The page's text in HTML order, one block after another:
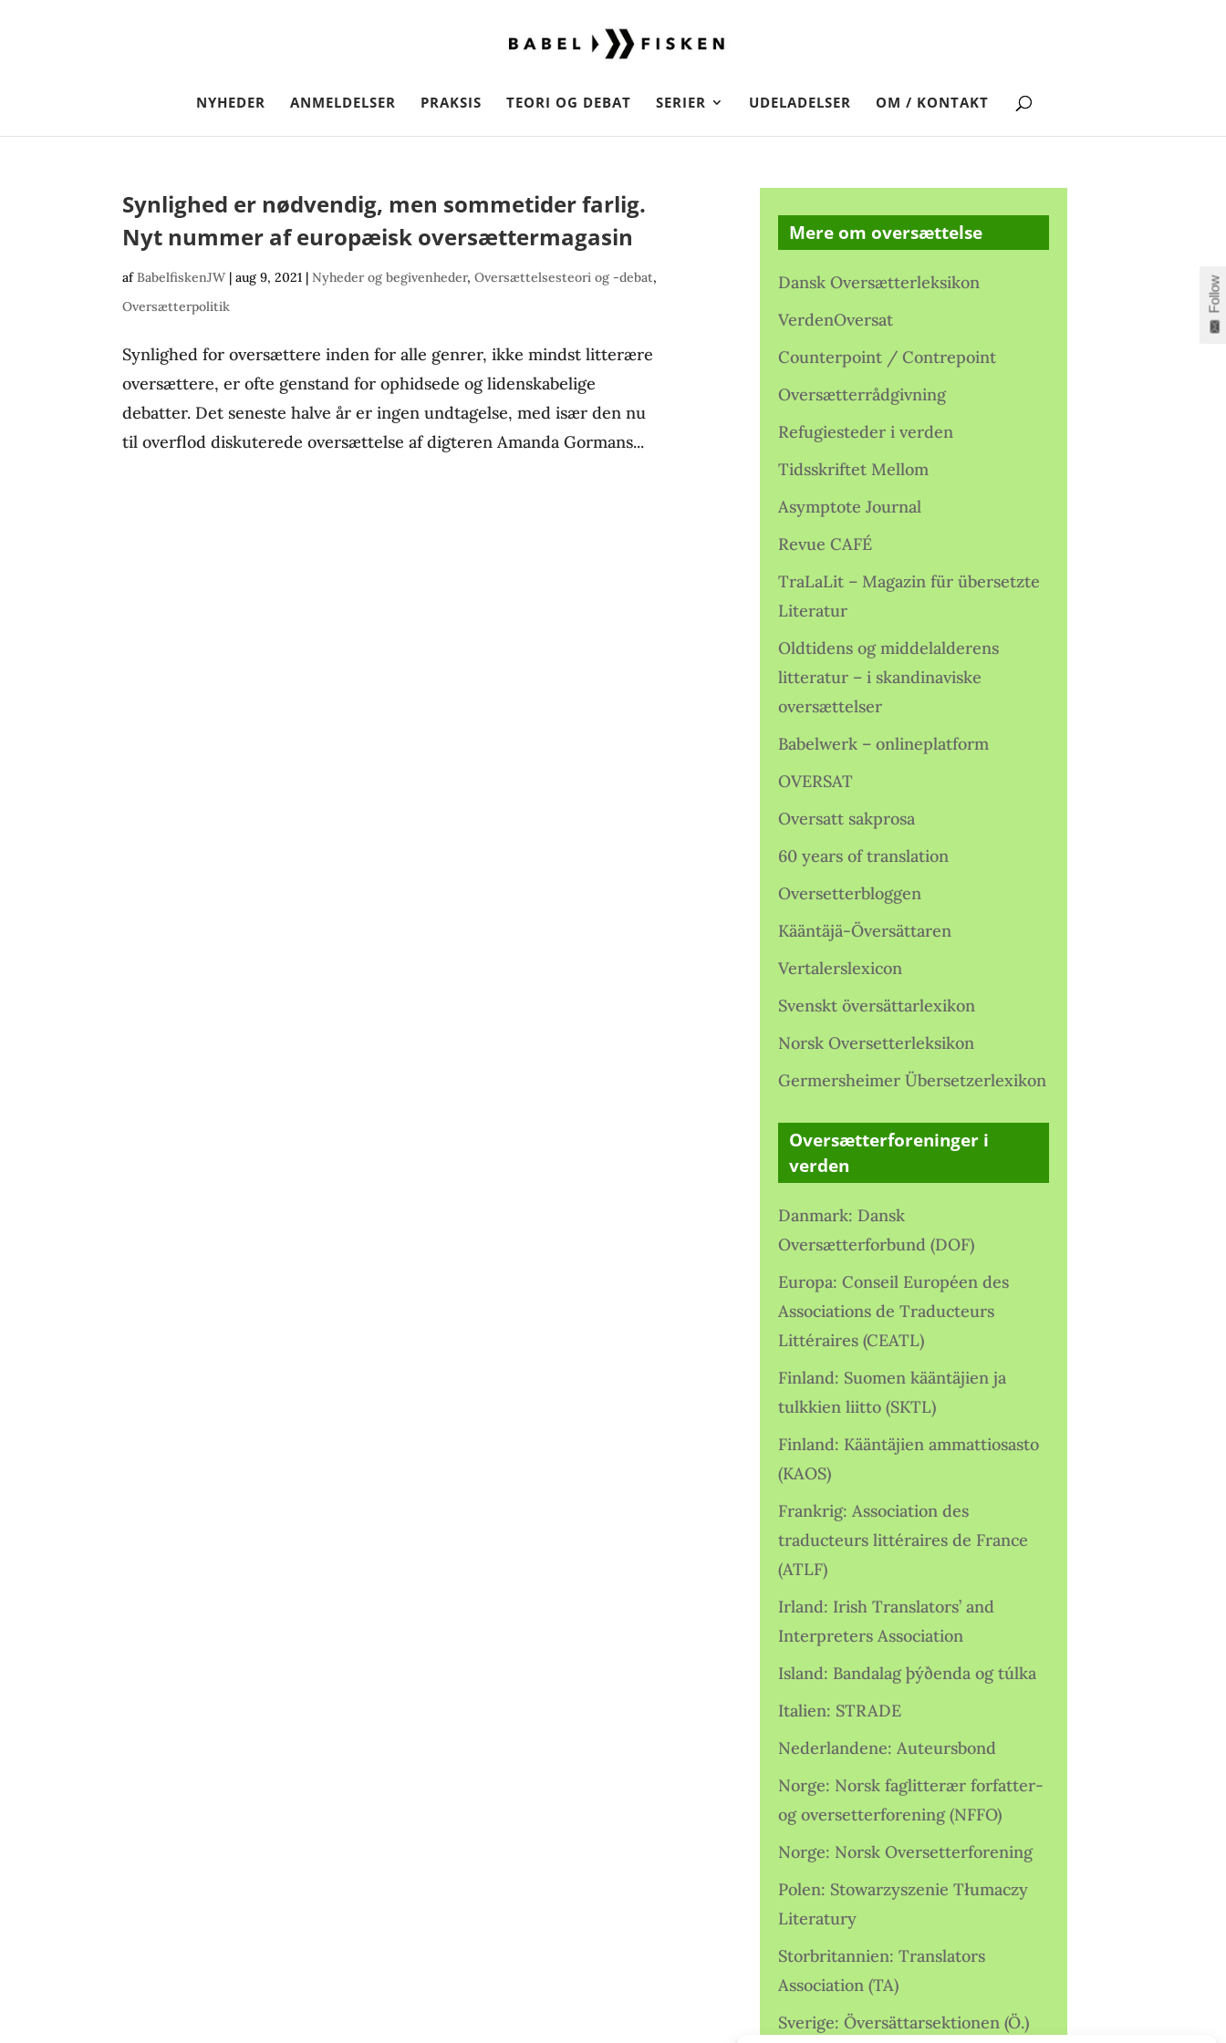
NYHEDER ANMELDELSER PRAKSIS TEORI OG DEBAT SERIER UDELADELSER OM / KONTAKT
Synlighed er nødvendig, men sommetider farlig.
Nyt nummer af europæisk oversættermagasin
afBabelfiskenJW |aug 9, 2021 |Nyheder og begivenheder,Oversættelsesteori og -debat,
Oversætterpolitik
Synlighed for oversættere inden for alle genrer, ikke mindst litterære
oversættere, er ofte genstand for ophidsede og lidenskabelige
debatter. Det seneste halve år er ingen undtagelse, med især den nu
til overflod diskuterede oversættelse af digteren Amanda Gormans...
Mere om oversættelse
Dansk Oversætterleksikon
VerdenOversat
Counterpoint / Contrepoint
Oversætterrådgivning
Refugiesteder i verden
Tidsskriftet Mellom
Asymptote Journal
Revue CAFÉ
TraLaLit – Magazin für übersetzte
Literatur
Oldtidens og middelalderens
litteratur – i skandinaviske
oversættelser
Babelwerk – onlineplatform
OVERSAT
Oversatt sakprosa
60 years of translation
Oversetterbloggen
Kääntäjä-Översättaren
Vertalerslexicon
Svenskt översättarlexikon
Norsk Oversetterleksikon
Germersheimer Übersetzerlexikon
Oversætterforeninger i
verden
Danmark: Dansk
Oversætterforbund (DOF)
Europa: Conseil Européen des
Associations de Traducteurs
Littéraires (CEATL)
Finland: Suomen kääntäjien ja
tulkkien liitto (SKTL)
Finland: Kääntäjien ammattiosasto
(KAOS)
Frankrig: Association des
traducteurs littéraires de France
(ATLF)
Irland: Irish Translators’ and
Interpreters Association
Island: Bandalag þýðenda og túlka
Italien: STRADE
Nederlandene: Auteursbond
Norge: Norsk faglitterær forfatter-
og oversetterforening (NFFO)
Norge: Norsk Oversetterforening
Polen: Stowarzyszenie Tłumaczy
Literatury
Storbritannien: Translators
Association (TA)
Sverige: Översättarsektionen (Ö.)
Follow